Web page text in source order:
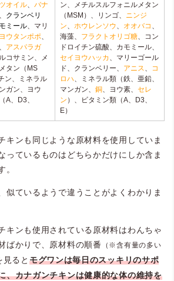
オイル、 バナ
クランベリ
ミール、マリ
ウタンポポ、
、 アスパラガ
コサミン、メ
タン（MS
ン、ミネラル
ガン、ヨウ
A、D3、
ン、メチルスルフォニルメタン
（MSM）、リンゴ、 ニンジ
ン、 ホウレンソウ、 オオバコ 、
海藻、 フラクトオリゴ糖、コン
ドロイチン硫酸、カモミール、
セイヨウハッカ 、マリーゴール
ド、クランベリー、 アニス、 コ
ロハ、ミネラル類（鉄、亜鉛、
マンガン、 銅、ヨウ素、 セレ
ン ）、ビタミン類（A、D3、
E）
キンも同じような原材料を使用していま
っているものはどちらかだけにしか含ま
。
似ているようで違うことがよくわかりま
キンも使用されている原材料はわんちゃ
ばかりで、原材料の順番
（※含有量の多い
見ると モグワンは毎日のスッキリのサポ
、カナガンチキンは健康的な体の維持を